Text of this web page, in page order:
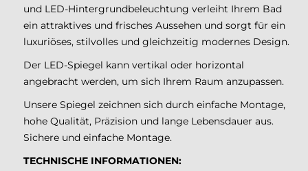
und LED-Hintergrundbeleuchtung verleiht Ihrem Bad
ein attraktives und frisches Aussehen und sorgt für ein
luxuriöses, stilvolles und gleichzeitig modernes Design.
Der LED-Spiegel kann vertikal oder horizontal
angebracht werden, um sich Ihrem Raum anzupassen.
Unsere Spiegel zeichnen sich durch einfache Montage,
hohe Qualität, Präzision und lange Lebensdauer aus.
Sichere und einfache Montage.
TECHNISCHE INFORMATIONEN: